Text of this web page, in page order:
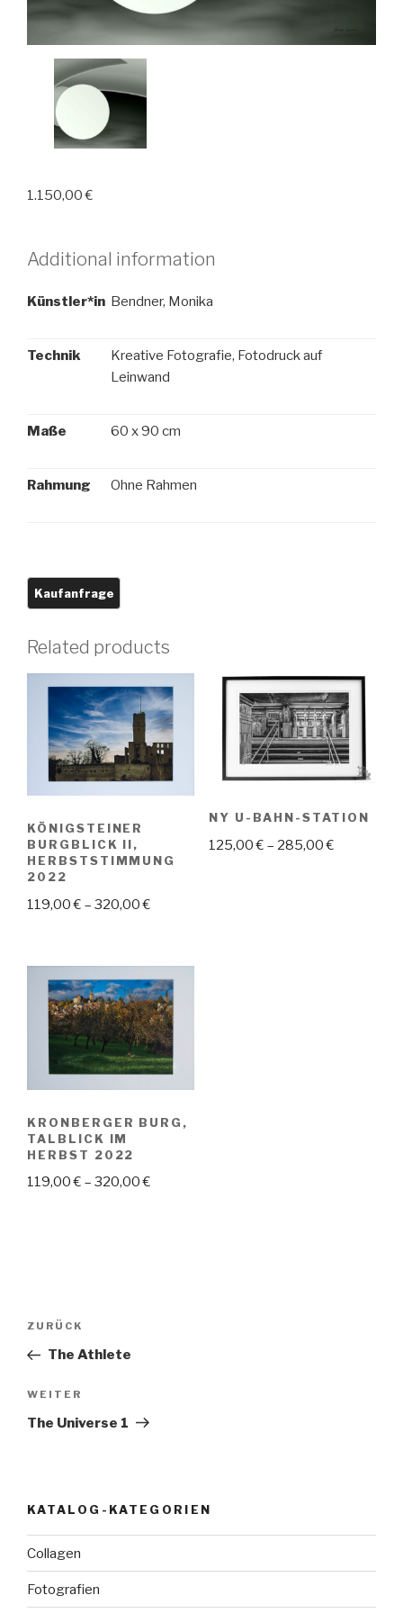
1.150,00€
Additional information
Künstler*in Bendner, Monika
Technik
Kreative Fotografie, Fotodruck auf
Leinwand
Maße 60 x 90 cm
Rahmung Ohne Rahmen
Related products
KÖNIGSTEINER
BURGBLICK II,
HERBSTSTIMMUNG
2022
119,00€ – 320,00€
NY U-BAHN-STATION
125,00€ – 285,00€
KRONBERGER BURG,
TALBLICK IM
HERBST 2022
119,00€ – 320,00€
Beitragsnavigation
Vorheriger
Beitrag
ZURÜCK
The Athlete
Nächster
Beitrag
WEITER
The Universe 1
KATALOG-KATEGORIEN
Collagen
Fotografien